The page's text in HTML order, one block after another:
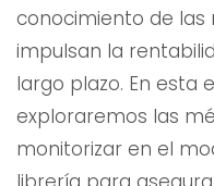
conocimiento de las
impulsan la
largo plazo. En esta
exploraremos las
monitorizar en el